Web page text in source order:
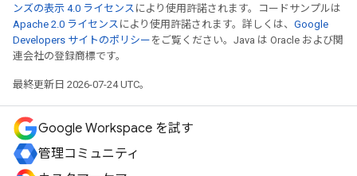
ンズの表示 4.0 ライセンス により使用許諾されます。コードサンプルは
Apache 2.0 ライセンス により使用許諾されます。詳しくは、 Google
Developers サイトのポリシー をご覧ください。Java は Oracle および関
連会社の登録商標です。
最終更新日 2026-07-24 UTC。
Google Workspace を試す
管理コミュニティ